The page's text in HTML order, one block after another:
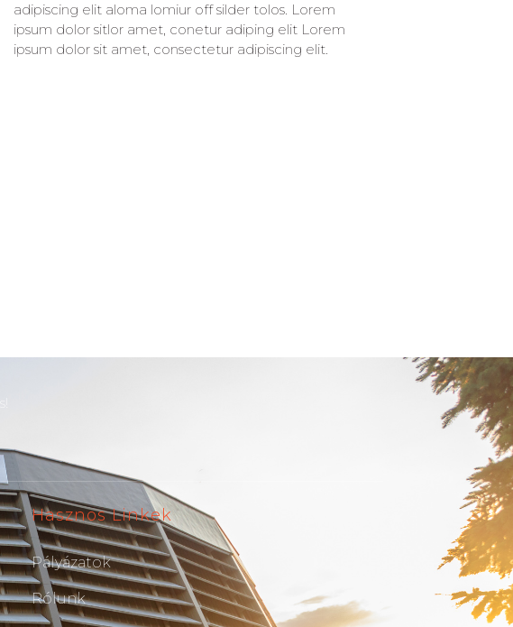
ipsum dolor sit amet, consectetur adipiscing elit.
Hasznos Linkek
Pályázatok
Rólunk